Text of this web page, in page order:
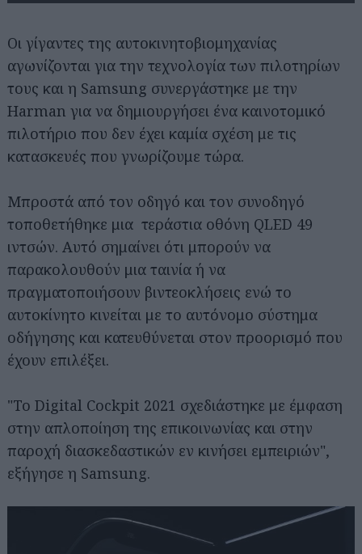
Οι γίγαντες της αυτοκινητοβιομηχανίας
αγωνίζονται για την τεχνολογία των πιλοτηρίων
τους και η Samsung συνεργάστηκε με την
Harman για να δημιουργήσει ένα καινοτομικό
πιλοτήριο που δεν έχει καμία σχέση με τις
κατασκευές που γνωρίζουμε τώρα.
Μπροστά από τον οδηγό και τον συνοδηγό
τοποθετήθηκε μια τεράστια οθόνη QLED 49
ιντσών. Αυτό σημαίνει ότι μπορούν να
παρακολουθούν μια ταινία ή να
πραγματοποιήσουν βιντεοκλήσεις ενώ το
αυτοκίνητο κινείται με το αυτόνομο σύστημα
οδήγησης και κατευθύνεται στον προορισμό που
έχουν επιλέξει.
"Το Digital Cockpit 2021 σχεδιάστηκε με έμφαση
στην απλοποίηση της επικοινωνίας και στην
παροχή διασκεδαστικών εν κινήσει εμπειριών",
εξήγησε η Samsung.